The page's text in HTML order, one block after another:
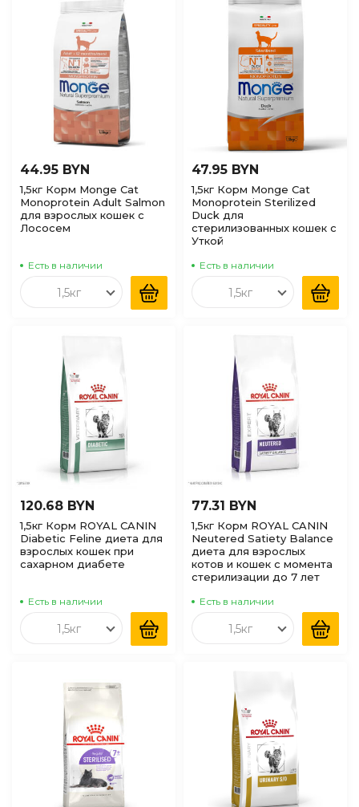
44.95 BYN
1,5кг Корм Monge Cat
Monoprotein Adult Salmon
для взрослых кошек с
Лососем
Есть в наличии
1,5кг
47.95 BYN
1,5кг Корм Monge Cat
Monoprotein Sterilized
Duck для
стерилизованных кошек с
Уткой
Есть в наличии
1,5кг
120.68 BYN
1,5кг Корм ROYAL CANIN
Diabetic Feline диета для
взрослых кошек при
сахарном диабете
Есть в наличии
1,5кг
77.31 BYN
1,5кг Корм ROYAL CANIN
Neutered Satiety Balance
диета для взрослых
котов и кошек с момента
стерилизации до 7 лет
Есть в наличии
1,5кг